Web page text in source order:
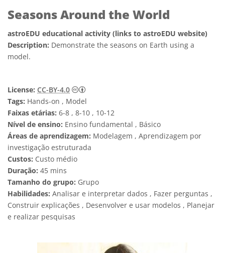
Seasons Around the World
astroEDU educational activity (links to astroEDU website)
Description: Demonstrate the seasons on Earth using a
model.
License: CC-BY-4.0
Creative Commons Attribution 4.0
Tags: Hands-on , Model
Faixas etárias: 6-8 , 8-10 , 10-12
Nível de ensino: Ensino fundamental , Básico
Áreas de aprendizagem: Modelagem , Aprendizagem por
investigação estruturada
Custos: Custo médio
Duração: 45 mins
Tamanho do grupo: Grupo
Habilidades: Analisar e interpretar dados , Fazer perguntas ,
Construir explicações , Desenvolver e usar modelos , Planejar
e realizar pesquisas